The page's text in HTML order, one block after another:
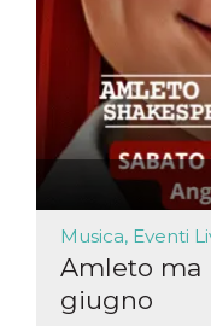
Musica, Eventi
Amleto ma
giugno